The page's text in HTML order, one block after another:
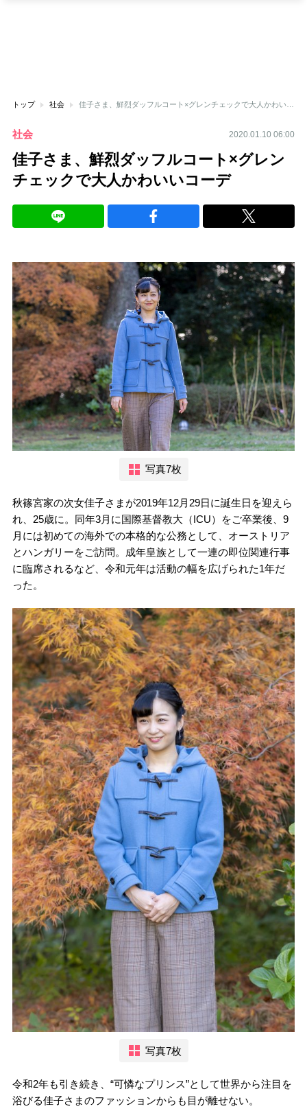
トップ 社会 佳子さま、鮮烈ダッフルコート×グレンチェックで大人かわいいコーデ
社会 2020.01.10 06:00
佳子さま、鮮烈ダッフルコート×グレン
チェックで大人かわいいコーデ
写真7枚
秋篠宮家の次女佳子さまが2019年12月29日に誕生日を迎えら
れ、25歳に。同年3月に国際基督教大（ICU）をご卒業後、9
月には初めての海外での本格的な公務として、オーストリア
とハンガリーをご訪問。成年皇族として一連の即位関連行事
に臨席されるなど、令和元年は活動の幅を広げられた1年だ
った。
写真7枚
令和2年も引き続き、“可憐なプリンス”として世界から注目を
浴びる佳子さまのファッションからも目が離せない。